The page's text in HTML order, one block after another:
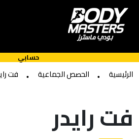
حسابي
الرئيسية الحصص الجماعية فت
فت رايدر